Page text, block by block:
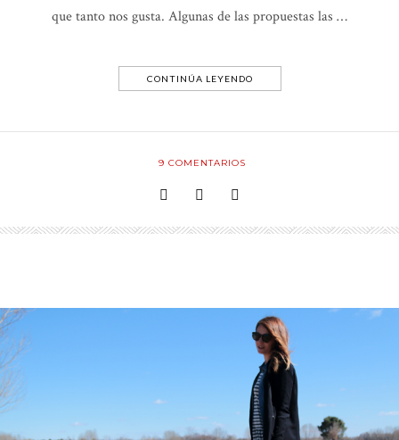
que tanto nos gusta. Algunas de las propuestas las …
CONTINÚA LEYENDO
9 COMENTARIOS